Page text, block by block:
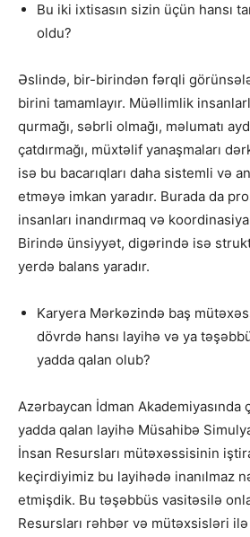
Bu iki ixtisasın sizin üçün hansı
oldu?
Əslində, bir-birindən fərqli
birini tamamlayır. Müəllimlik
qurmağı, səbrli olmağı, məlumatı
çatdırmağı, müxtəlif yanaşmaları
isə bu bacarıqları daha sistemli və
etməyə imkan yaradır. Burada da
insanları inandırmaq və
Birində ünsiyyət, digərində isə
yerdə balans yaradır.
Karyera Mərkəzində baş
dövrdə hansı layihə və ya
yadda qalan olub?
Azərbaycan İdman Akademiyasında
yadda qalan layihə Müsahibə
İnsan Resursları mütəxəssisinin
keçirdiyimiz bu layihədə inanılmaz
etmişdik. Bu təşəbbüs vasitəsilə
Resursları rəhbər və mütəxsisləri